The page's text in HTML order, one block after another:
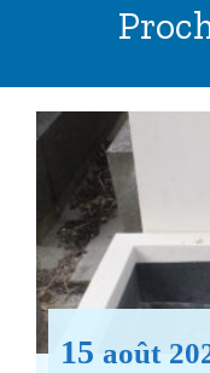
15 août